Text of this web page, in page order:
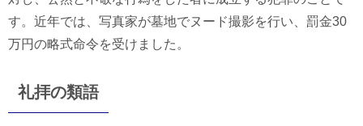
す。近年では、写真家が墓地でヌード撮影を行い、罰金30
万円の略式命令を受けました。
礼拝の類語